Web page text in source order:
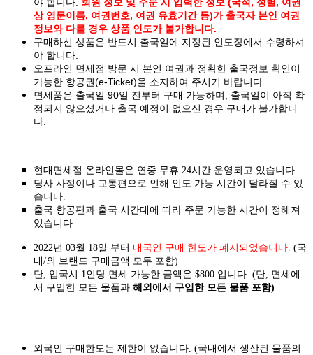
상 영문이름, 여권번호, 여권 유효기간 등)가 출국자 본인 여권
정보와 다를 경우 상품 인도가 불가합니다.
구매하신 상품은 반드시 출국일에 지정된 인도장에서 수령하셔
야 합니다.
오프라인 면세점 방문 시 본인 여권과 정확한 출국정보 확인이
가능한 항공권(e-Ticket)을 소지하여 주시기 바랍니다.
면세품은 출국일 90일 전부터 구매 가능하며, 출국일이 아직 확
정되지 않으셨거나 출국 예정이 없으신 경우 구매가 불가합니
다.
현대면세점 온라인몰은 연중 무휴 24시간 운영되고 있습니다.
당사 사정이나 교통편으로 인해 인도 가능 시간이 달라질 수 있
습니다.
출국 항공편과 출국 시간대에 따라 주문 가능한 시간이 정해져
있습니다.
2022년 03월 18일 부터 내국인 구매 한도가 폐지되었습니다. (국
내/외 브랜드 구매금액 모두 포함)
단, 입국시 1인당 면세 가능한 금액은 $800 입니다. (단, 면세에
서 구입한 모든 물품과 해외에서 구입한 모든 물품 포함)
외국인 구매한도는 제한이 없습니다. (국내에서 생산된 물품의